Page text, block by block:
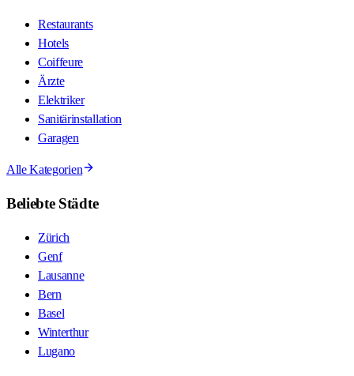
Restaurants
Hotels
Coiffeure
Ärzte
Elektriker
Sanitärinstallation
Garagen
Alle Kategorien
Beliebte Städte
Zürich
Genf
Lausanne
Bern
Basel
Winterthur
Lugano